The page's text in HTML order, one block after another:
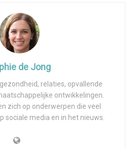
de Jong
relaties, opvallende
ontwikkelingen.
zich op onderwerpen die veel
sociale media en in het nieuws.